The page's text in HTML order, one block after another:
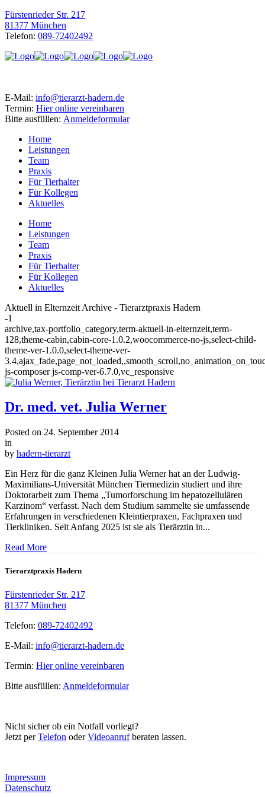
Fürstenrieder Str. 217
81377 München
Telefon: 089-72402492
E-Mail: info@tierarzt-hadern.de
Termin: Hier online vereinbaren
Bitte ausfüllen: Anmeldeformular
Home
Leistungen
Team
Praxis
Für Tierhalter
Für Kollegen
Aktuelles
Home
Leistungen
Team
Praxis
Für Tierhalter
Für Kollegen
Aktuelles
Aktuell in Elternzeit Archive - Tierarztpraxis Hadern
-1
archive,tax-portfolio_category,term-aktuell-in-elternzeit,term-
128,theme-cabin,cabin-core-1.0.2,woocommerce-no-js,select-child-
theme-ver-1.0.0,select-theme-ver-
js-composer js-comp-ver-6.7.0,vc_responsive
Dr. med. vet. Julia Werner
Posted on 24. September 2014
in
by hadern-tierarzt
Ein Herz für die ganz Kleinen Julia Werner hat an der Ludwig-
Maximilians-Universität München Tiermedizin studiert und ihre
Doktorarbeit zum Thema „Tumorforschung im hepatozellulären
Karzinom“ verfasst. Nach dem Studium sammelte sie umfassende
Erfahrungen in verschiedenen Kleintierpraxen, Fachpraxen und
Tierkliniken. Seit Anfang 2025 ist sie als Tierärztin in...
Read More
Tierarztpraxis Hadern
Fürstenrieder Str. 217
81377 München
Telefon: 089-72402492
E-Mail: info@tierarzt-hadern.de
Termin: Hier online vereinbaren
Bitte ausfüllen: Anmeldeformular
Nicht sicher ob ein Notfall vorliegt?
Jetzt perTelefon oderVideoanrufberaten lassen.
Impressum
Datenschutz